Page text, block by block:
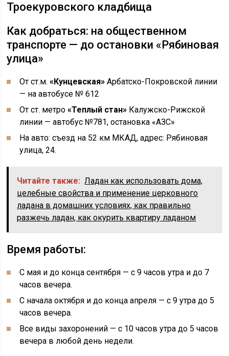
Троекуровского кладбища
Как добраться: на общественном
транспорте — до остановки «Рябиновая
улица»
От ст.м.«Кунцевская» Арбатско-Покровской линии
— на автобусе № 612
От ст. метро«Теплый стан» Калужско-Рижской
линии — автобус №781, остановка «АЗС»
На авто: съезд на 52 км МКАД, адрес: Рябиновая
улица, 24.
Читайте также: Ладан как использовать дома,
целебные свойства и применение церковного
ладана в домашних условиях, как правильно
разжечь ладан, как окурить квартиру ладаном
Время работы:
С мая и до конца сентября — с 9 часов утра и до 7
часов вечера.
С начала октября и до конца апреля — с 9 утра до 5
часов вечера.
Все виды захоронений — с 10 часов утра до 5 часов
вечера в любой день недели.